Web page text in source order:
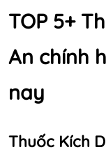
TOP 5+
An chính
nay
Thuốc Kích